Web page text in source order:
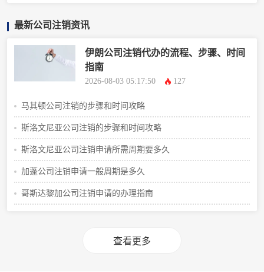
最新公司注销资讯
伊朗公司注销代办的流程、步骤、时间
指南
2026-08-03 05:17:50 127
马其顿公司注销的步骤和时间攻略
斯洛文尼亚公司注销的步骤和时间攻略
斯洛文尼亚公司注销申请所需周期要多久
加蓬公司注销申请一般周期是多久
哥斯达黎加公司注销申请的办理指南
查看更多